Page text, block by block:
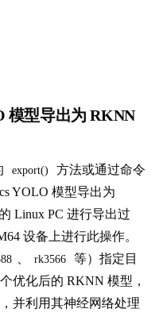
模型导出为 RKNN
export()
方法或通过命令
YOLO 模型导出为
Linux PC 进行导出过
设备上进行此操作。
rk3566
等）指定目
优化后的 RKNN 模型，
并利用其神经网络处理